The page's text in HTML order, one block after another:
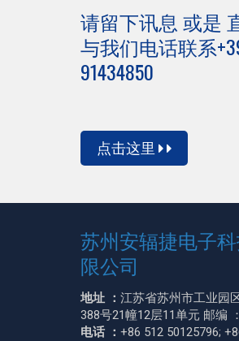
请留下讯息 或是
与我们电话联系
91434850
点击这里
苏州安辐捷电子
限公司
地址 ： 江苏省苏州市工业园
388号21幢12层11单元 邮编
电话 ： +86 512 50125796;